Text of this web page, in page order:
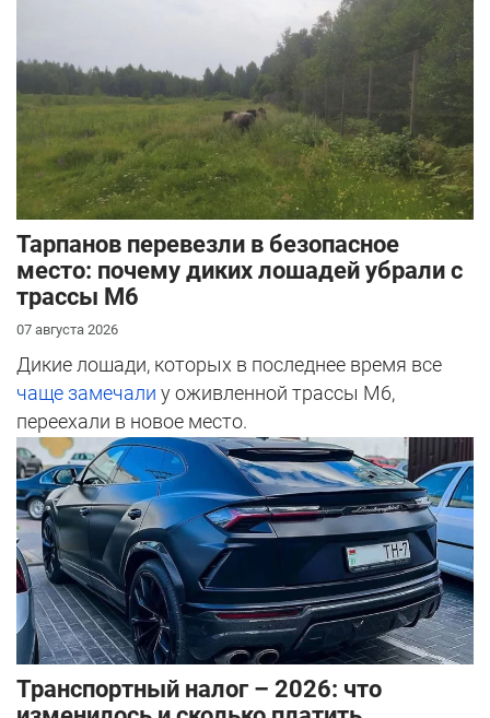
Тарпанов перевезли в безопасное
место: почему диких лошадей убрали с
трассы М6
07 августа 2026
Дикие лошади, которых в последнее время все
чаще замечали у оживленной трассы М6,
переехали в новое место.
Транспортный налог – 2026: что